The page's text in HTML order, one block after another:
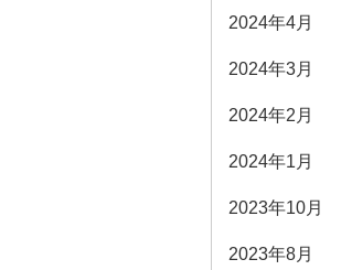
2024年4月
2024年3月
2024年2月
2024年1月
2023年10月
2023年8月